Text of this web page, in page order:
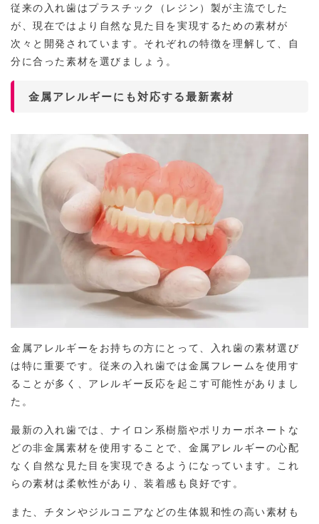
従来の入れ歯はプラスチック（レジン）製が主流でした
が、現在ではより自然な見た目を実現するための素材が
次々と開発されています。それぞれの特徴を理解して、自
分に合った素材を選びましょう。
金属アレルギーにも対応する最新素材
金属アレルギーをお持ちの方にとって、入れ歯の素材選び
は特に重要です。従来の入れ歯では金属フレームを使用す
ることが多く、アレルギー反応を起こす可能性がありまし
た。
最新の入れ歯では、ナイロン系樹脂やポリカーボネートな
どの非金属素材を使用することで、金属アレルギーの心配
なく自然な見た目を実現できるようになっています。これ
らの素材は柔軟性があり、装着感も良好です。
また、チタンやジルコニアなどの生体親和性の高い素材も